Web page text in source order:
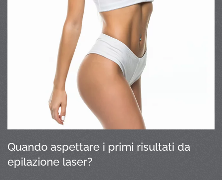
Quando aspettare i primi risultati da
epilazione laser?